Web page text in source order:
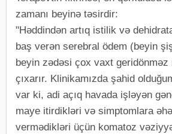
zamanı beyinə təsirdir:
"Həddindən artıq istilik və
baş verən serebral ödem (beyin
beyin zədəsi çox vaxt
çıxarır. Klinikamızda şahid
var ki, adi açıq havada işləyən
maye itirdikləri və simptomlara
vermədikləri üçün komatoz